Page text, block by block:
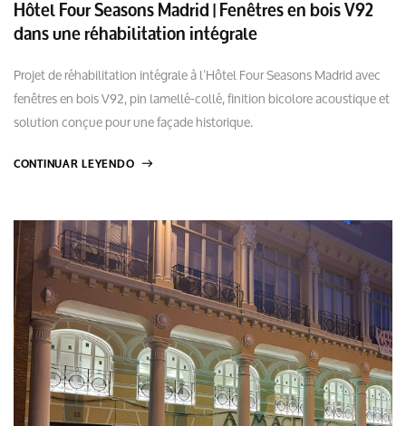
Hôtel Four Seasons Madrid | Fenêtres en bois V92
dans une réhabilitation intégrale
Projet de réhabilitation intégrale à l’Hôtel Four Seasons Madrid avec
fenêtres en bois V92, pin lamellé-collé, finition bicolore acoustique et
solution conçue pour une façade historique.
CONTINUAR LEYENDO